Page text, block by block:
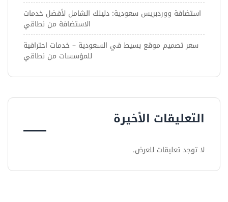
استضافة ووردبريس سعودية: دليلك الشامل لأفضل خدمات
الاستضافة من نطاقي
سعر تصميم موقع بسيط في السعودية – خدمات احترافية
للمؤسسات من نطاقي
التعليقات الأخيرة
لا توجد تعليقات للعرض.